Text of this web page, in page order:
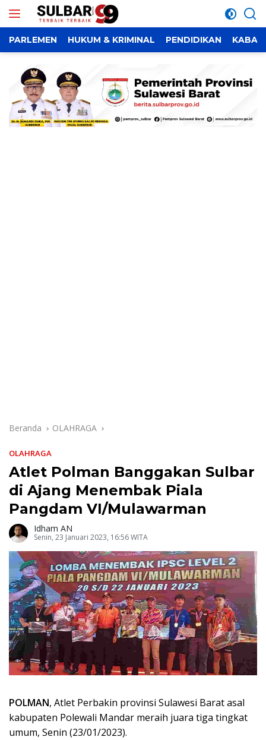
PARLEMEN HUKUM & KRIMINAL PENDIDIKAN KABAR
Beranda OLAHRAGA
OLAHRAGA
Atlet Polman Banggakan Sulbar
di Ajang Menembak Piala
Pangdam VI/Mulawarman
Idham AN
Senin, 23 Januari 2023, 16:56 WITA
POLMAN, Atlet Perbakin provinsi Sulawesi Barat asal
kabupaten Polewali Mandar meraih juara tiga tingkat
umum, Senin (23/01/2023).